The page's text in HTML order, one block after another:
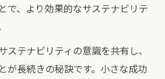
で、より効果的なサステナビリテ
ステナビリティの意識を共有し、
が長続きの秘訣です。小さな成功